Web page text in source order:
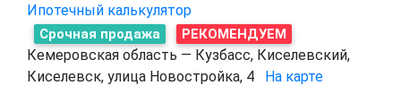
Ипотечный калькулятор
Срочная продажа РЕКОМЕНДУЕМ
Кемеровская область — Кузбасс, Киселевский,
Киселевск, улица Новостройка, 4
На карте